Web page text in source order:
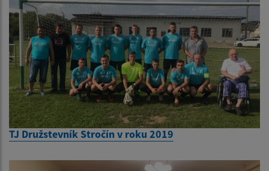
TJ Družstevník Stročín v roku 2019